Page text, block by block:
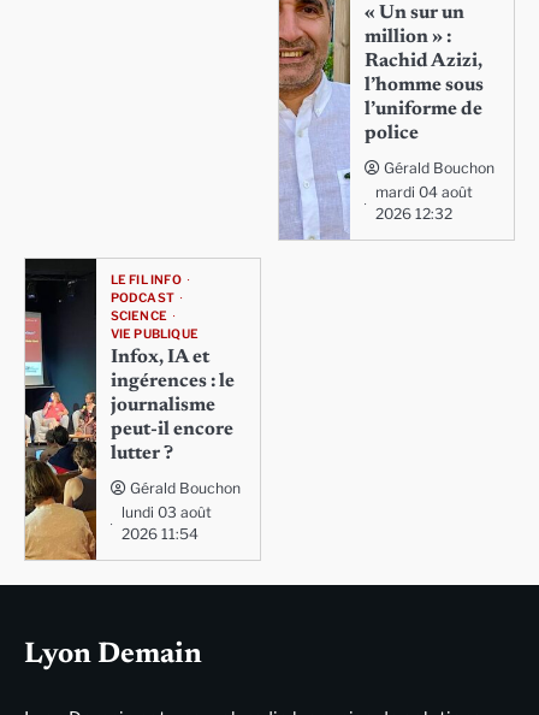
« Un sur un
million » :
Rachid Azizi,
l’homme sous
l’uniforme de
police
Gérald Bouchon
mardi 04 août
2026 12:32
LE FIL INFO
PODCAST
SCIENCE
VIE PUBLIQUE
Infox, IA et
ingérences : le
journalisme
peut-il encore
lutter ?
Gérald Bouchon
lundi 03 août
2026 11:54
Lyon Demain